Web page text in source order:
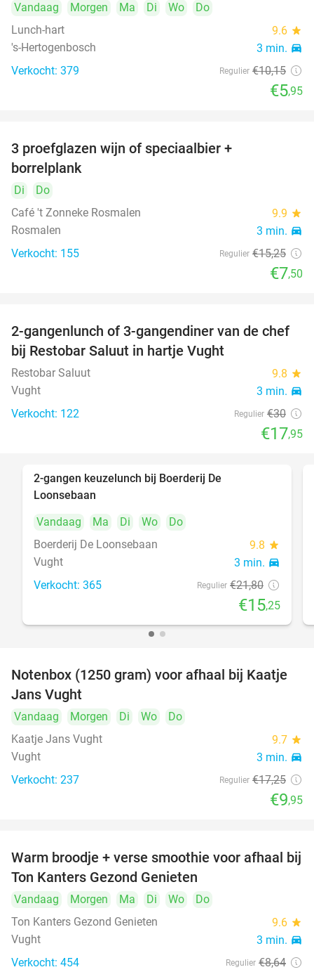
Vandaag Morgen Ma Di Wo
Do
Lunch-hart
9.6 star
's-Hertogenbosch 3 min. directions_car
Verkocht: 379 Regulier €10,15
€5,95
3 proefglazen wijn of speciaalbier +
borrelplank
Di
Do
Café 't Zonneke Rosmalen
9.9 star
Rosmalen 3 min. directions_car
Verkocht: 155 Regulier €15,25
€7,50
40%
2-gangenlunch of 3-gangendiner van de chef
bij Restobar Saluut in hartje Vught
Restobar Saluut 9.8 star
Vught 3 min. directions_car
Verkocht: 122 Regulier €30
€17,95
2-gangen keuzelunch bij Boerderij De
Loonsebaan
Vandaag
Ma Di Wo
Do
Boerderij De Loonsebaan
9.8 star
Vught 3 min. directions_car
Verkocht: 365 Regulier €21,80
€15,25
42%
Notenbox (1250 gram) voor afhaal bij Kaatje
Jans Vught
Vandaag Morgen Di Wo
Do
Kaatje Jans Vught
9.7 star
Vught 3 min. directions_car
Verkocht: 237 Regulier €17,25
€9,95
43%
Warm broodje + verse smoothie voor afhaal bij
Ton Kanters Gezond Genieten
Vandaag Morgen Ma Di Wo
Do
Ton Kanters Gezond Genieten
9.6 star
Vught 3 min. directions_car
Verkocht: 454 Regulier €8,64